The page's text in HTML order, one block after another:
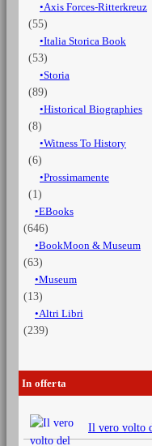
Axis Forces-Ritterkreuz
(55)
Italia Storica Book
(53)
Storia
(89)
Historical Biographies
(8)
Witness To History
(6)
Prossimamente
(1)
EBooks
(646)
BookMoon & Museum
(63)
Museum
(13)
Altri Libri
(239)
In offerta
Il vero volto